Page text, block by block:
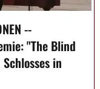
--
"The Blind
in